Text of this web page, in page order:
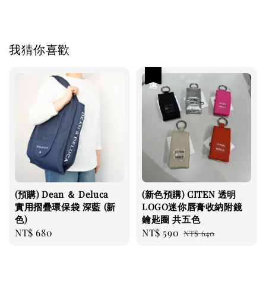
我猜你喜歡
(預購) Dean ＆ Deluca
實用摺疊環保袋 深藍 (新
色)
Regular
NT$ 680
(新色預購) CITEN 透明
LOGO迷你唇膏收納附鏡
鑰匙圈 共五色
Sale
NT$ 590 Regular
NT$ 640